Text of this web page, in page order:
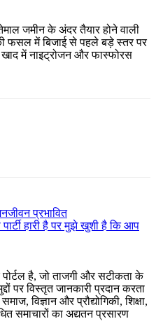
जमीन के अंदर तैयार होने वाली
में बिजाई से पहले बड़े स्तर पर
खाद में नाइट्रोजन और फास्फोरस
प्रभावित
हारी है पर मुझे खुशी है कि आप
है, जो ताजगी और सटीकता के
पर विस्तृत जानकारी प्रदान करता
विज्ञान और प्रौद्योगिकी, शिक्षा,
समाचारों का अद्यतन प्रसारण